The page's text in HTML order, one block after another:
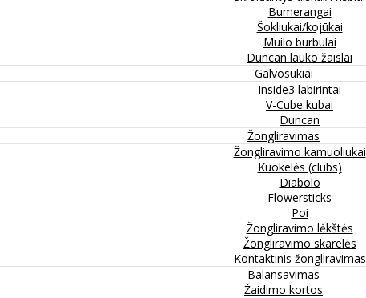
Bumerangai
Šokliukai/kojūkai
Muilo burbulai
Duncan lauko žaislai
Galvosūkiai
Inside3 labirintai
V-Cube kubai
Duncan
Žongliravimas
Žongliravimo kamuoliukai
Kuokelės (clubs)
Diabolo
Flowersticks
Poi
Žongliravimo lėkštės
Žongliravimo skarelės
Kontaktinis žongliravimas
Balansavimas
Žaidimo kortos